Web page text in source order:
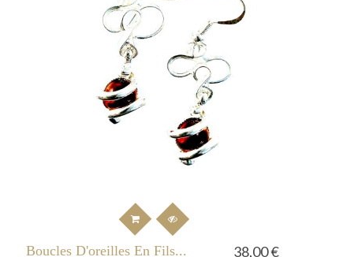
Boucles D'oreilles En Fils... 38,00 €